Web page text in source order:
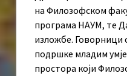
на Филозофском
програма НАУМ, те
изложбе. Говорници
подршке младим
простора који